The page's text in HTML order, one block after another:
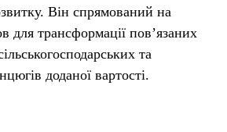
Він спрямований на
для трансформації пов’язаних
та
доданої вартості.